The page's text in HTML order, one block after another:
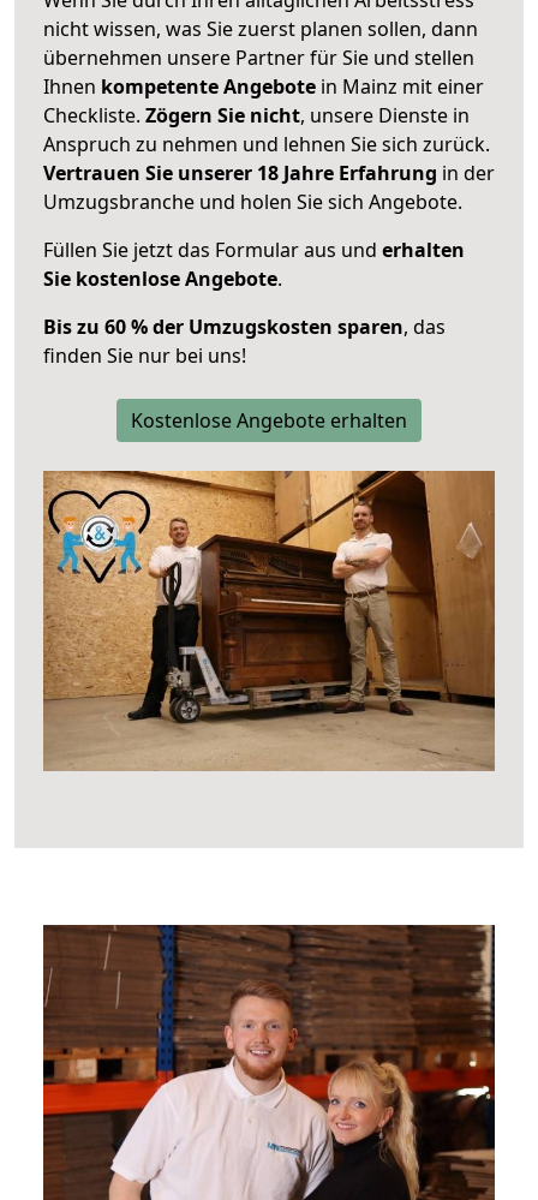
nicht wissen, was Sie zuerst planen sollen, dann
übernehmen unsere Partner für Sie und stellen
Ihnen kompetente Angebote in Mainz mit einer
Checkliste. Zögern Sie nicht, unsere Dienste in
Anspruch zu nehmen und lehnen Sie sich zurück.
Vertrauen Sie unserer 18 Jahre Erfahrung in der
Umzugsbranche und holen Sie sich Angebote.
Füllen Sie jetzt das Formular aus und erhalten
Sie kostenlose Angebote.
Bis zu 60 % der Umzugskosten sparen, das
finden Sie nur bei uns!
Kostenlose Angebote erhalten